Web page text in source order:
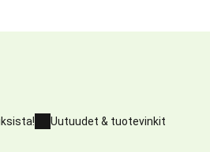
Uutuudet & tuotevinkit